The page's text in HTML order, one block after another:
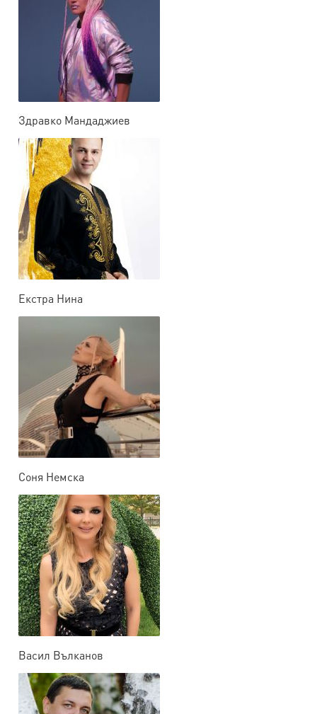
Здравко Мандаджиев
Екстра Нина
Соня Немска
Васил Вълканов